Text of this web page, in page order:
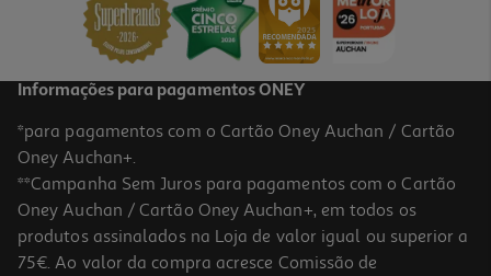
36,89 €
Informações para pagamentos ONEY
*para pagamentos com o Cartão Oney Auchan / Cartão
Oney Auchan+.
**Campanha Sem Juros para pagamentos com o Cartão
Oney Auchan / Cartão Oney Auchan+, em todos os
produtos assinalados na Loja de valor igual ou superior a
75€. Ao valor da compra acresce Comissão de